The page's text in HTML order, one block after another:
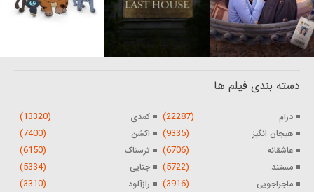
دسته بندی فیلم ها
درام (22287) کمدی (13320)
هیجان انگیز (9335) اکشن (7400)
عاشقانه (6706) ترسناک (6150)
مستند (5722) جنایی (5334)
ماجراجویی (3916) رازآلود (3310)